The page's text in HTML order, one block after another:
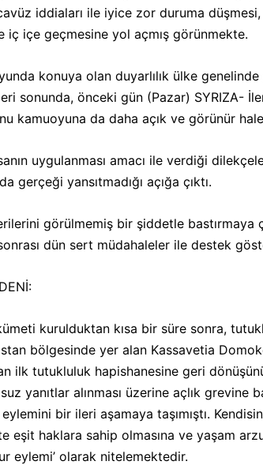
iddiaları ile iyice zor duruma
iç içe geçmesine yol açmış görünmekte.
konuya olan duyarlılık ülke
sonunda, önceki gün (Pazar) SYRIZA-
kamuoyuna da daha açık ve görünür
uygulanması amacı ile verdiği
gerçeği yansıtmadığı açığa çıktı.
görülmemiş bir şiddetle bastırmaya
dün sert müdahaleler ile destek
kurulduktan kısa bir süre sonra,
bölgesinde yer alan Kassavetia
ilk tutukluluk hapishanesine geri
yanıtlar alınması üzerine açlık grevine
bir ileri aşamaya taşımıştı.
haklara sahip olmasına ve yaşam
eylemi’ olarak nitelemektedir.